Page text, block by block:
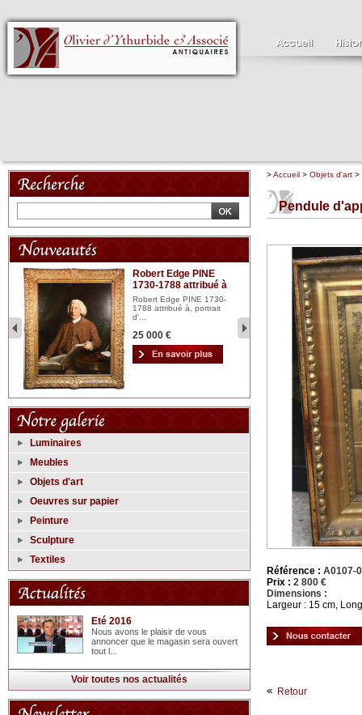
Robert Edge PINE
1730-1788 attribué à
Robert Edge PINE 1730-
1788 attribué à, portrait
d'...
25 000 € 2
Luminaires
Meubles
Objets d'art
Oeuvres sur papier
Peinture
Sculpture
Textiles
Eté 2016
Nous avons le plaisir de vous
annoncer que le magasin sera ouvert
tout l...
Voir toutes nos actualités
>Accueil > Objets d'art >
Pendule
Référence : A0107-
Prix : 2 800 €
Dimensions :
Largeur : 15 cm,
Retour